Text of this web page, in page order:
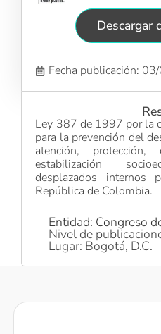
Descargar
Fecha publicación:
Ley 387 de 1997 por la
para la prevención del
atención,
estabilización
desplazados
República de Colombia.
Entidad: Congreso
Nivel de
Lugar: Bogotá, D.C.